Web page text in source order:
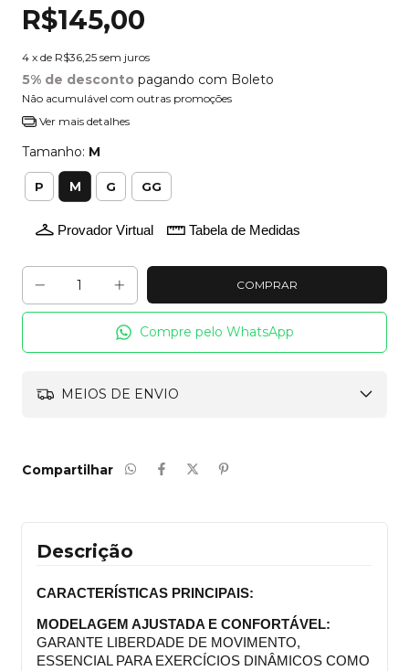
R$145,00
4 x de R$36,25 sem juros
5% de desconto pagando com Boleto
Não acumulável com outras promoções
Ver mais detalhes
Tamanho: M
P M G GG
Provador Virtual Tabela de Medidas
Compre pelo WhatsApp
MEIOS DE ENVIO
Compartilhar
Descrição
CARACTERÍSTICAS PRINCIPAIS:
MODELAGEM AJUSTADA E CONFORTÁVEL:
GARANTE LIBERDADE DE MOVIMENTO,
ESSENCIAL PARA EXERCÍCIOS DINÂMICOS COMO